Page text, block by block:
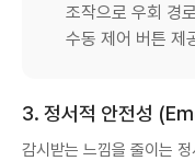
조작으로 우회 경
수동 제어 버튼 제
3. 정서적 안전성
감시받는 느낌을 줄이는